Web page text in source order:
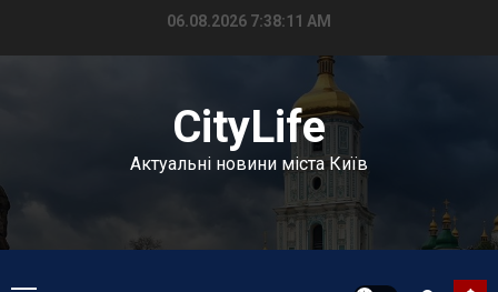
06.08.2026 7:38:12 AM
CityLife
Актуальні новини міста Київ
Головне